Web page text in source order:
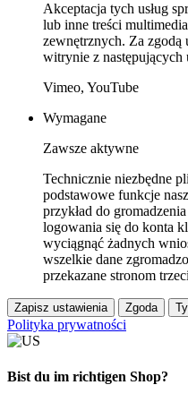
Akceptacja tych usług
lub inne treści
zewnętrznych. Za
witrynie z następujących
Vimeo, YouTube
Wymagane
Zawsze aktywne
Technicznie niezbędne
podstawowe funkcje
przykład do
logowania się do konta
wyciągnąć żadnych
wszelkie dane
przekazane stronom
Zapisz ustawienia Zgoda
Polityka prywatności
Bist du im richtigen Shop?